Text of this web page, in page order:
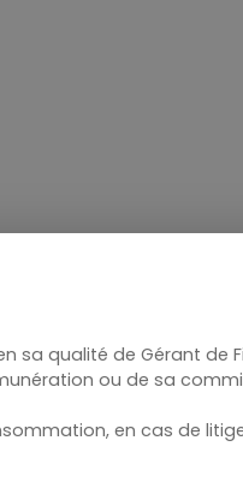
sa qualité de Gérant de
ou de sa
en cas de